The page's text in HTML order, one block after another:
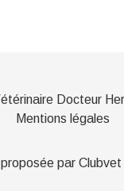
Docteur
Mentions légales
par Clubvet